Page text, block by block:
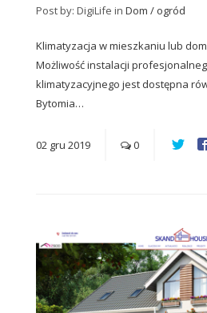
Post by: DigiLife in Dom / ogród
Klimatyzacja w mieszkaniu lub
Możliwość instalacji
klimatyzacyjnego jest dostępna
Bytomia…
02 gru 2019 0